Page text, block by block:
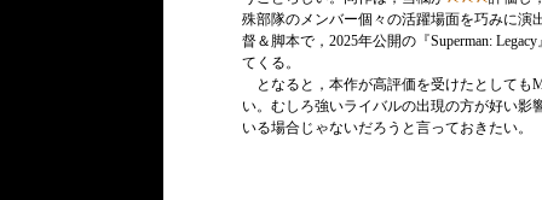
殊部隊のメンバー個々の活躍場面を巧みに演
督＆脚本で，2025年公開の『Superman:
てくる。
となると，本作が高評価を受けたとしても
い。むしろ強いライバルの出現の方が好い
いる場合じゃないだろうと言っておきたい。